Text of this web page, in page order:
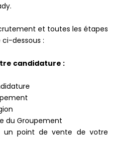
et toutes les étapes
dessous :
candidature :
du Groupement
un point de vente de votre